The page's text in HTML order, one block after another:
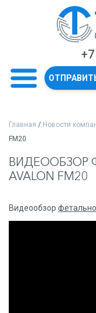
Главная / Новости
FM20
ВИДЕООБЗОР
AVALON FM20
Видеообзор